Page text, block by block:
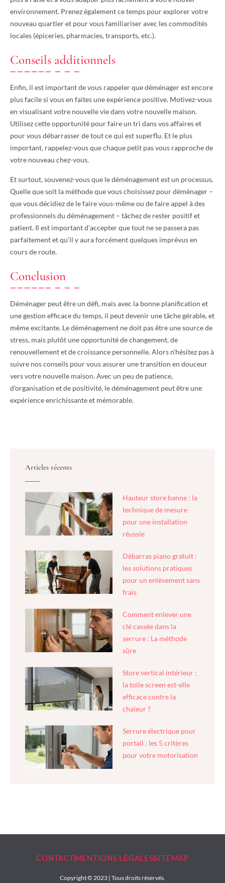
environnement. Prenez également ce temps pour explorer votre
nouveau quartier et pour vous familiariser avec les commodités
locales (épiceries, pharmacies, transports, etc.).
Conseils additionnels
Enfin, il est important de vous rappeler que déménager est encore
plus facile si vous en faites une expérience positive. Motivez-vous
en visualisant votre nouvelle vie dans votre nouvelle maison.
Utilisez cette opportunité pour faire un tri dans vos affaires et
pour vous débarrasser de tout ce qui est superflu. Et le plus
important, rappelez-vous que chaque petit pas vous rapproche de
votre nouveau chez-vous.
Et surtout, souvenez-vous que le déménagement est un processus.
Quelle que soit la méthode que vous choisissez pour déménager –
que vous décidiez de le faire vous-même ou de faire appel à des
professionnels du déménagement – tâchez de rester positif et
patient. Il est important d’accepter que tout ne se passera pas
parfaitement et qu’il y aura forcément quelques imprévus en
cours de route.
Conclusion
Déménager peut être un défi, mais avec la bonne planification et
une gestion efficace du temps, il peut devenir une tâche gérable, et
même excitante. Le déménagement ne doit pas être une source de
stress, mais plutôt une opportunité de changement, de
renouvellement et de croissance personnelle. Alors n’hésitez pas à
suivre nos conseils pour vous assurer une transition en douceur
vers votre nouvelle maison. Avec un peu de patience,
d’organisation et de positivité, le déménagement peut être une
expérience enrichissante et mémorable.
Articles récents
Hauteur store banne : la
technique de mesure
pour une installation
réussie
Débarras piano gratuit :
les solutions pratiques
pour un enlèvement sans
frais
Comment enlever une
clé cassée dans la
serrure : La méthode
sûre
Store vertical intérieur :
la toile screen est-elle
efficace contre la
chaleur ?
Serrure électrique pour
portail : les 5 critères
pour votre motorisation
CONTACTMENTIONS LÉGALESSITEMAP
Copyright © 2023 | Tous droits réservés.